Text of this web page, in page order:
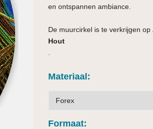
en ontspannen ambiance.
De muurcirkel is te verkrijgen op
Hout
Materiaal
Formaat